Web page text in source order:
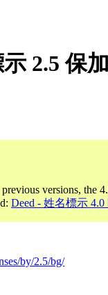
2.5 保
versions, the
Deed - 姓名標示 4.0
by/2.5/bg/